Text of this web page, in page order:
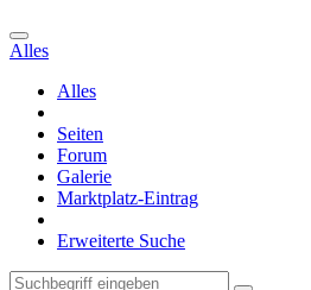
Alles
Alles
Seiten
Forum
Galerie
Marktplatz-Eintrag
Erweiterte Suche